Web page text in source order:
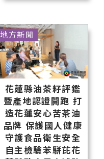
花蓮縣油茶籽評鑑
暨產地認證開跑 打
造花蓮安心苦茶油
品牌 保護國人健康
守護食品衛生安全
自主檢驗苯駢芘花
地方新聞